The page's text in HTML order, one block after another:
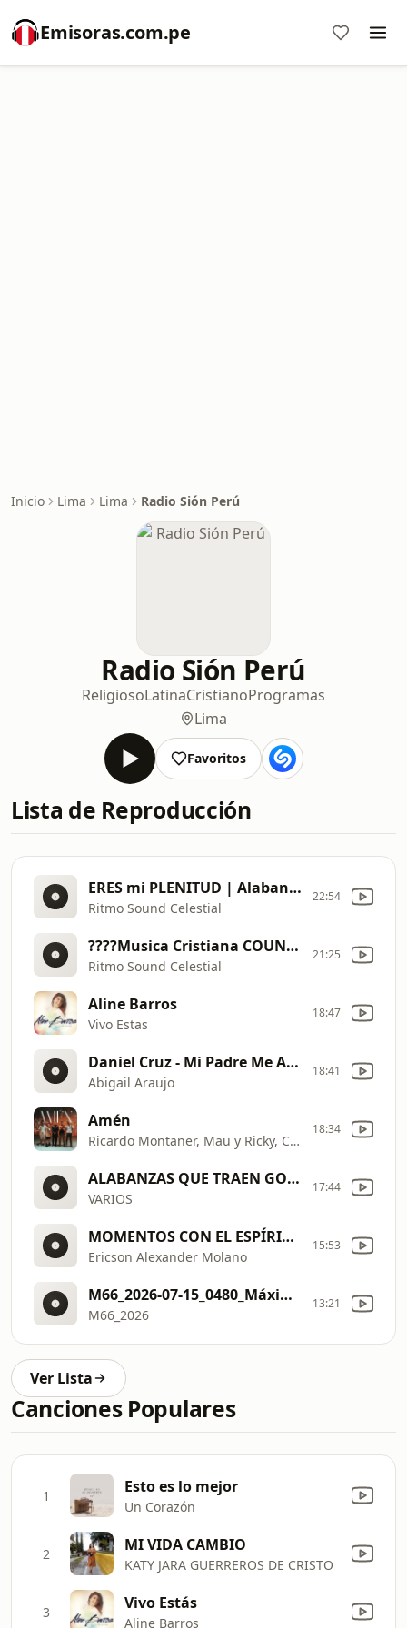
Emisoras.com.pe
Inicio Lima Lima Radio Sión Perú
Radio Sión Perú
ReligiosoLatinaCristianoProgramas
Lima
Favoritos
Lista de Reproducción
ERES mi PLENITUD | Alabanza y Adoración | Solo en Dios encontramos verdadera plenitud
Ritmo Sound Celestial
22:54
????Musica Cristiana COUNTRY??| Historias BIBLICAS Que Tocarán Tu Corazón ????
Ritmo Sound Celestial
21:25
Aline Barros
Vivo Estas
18:47
Daniel Cruz - Mi Padre Me Ama
Abigail Araujo
18:41
Amén
Ricardo Montaner, Mau y Ricky, Camilo, Evaluna Montaner
18:34
ALABANZAS QUE TRAEN GOZO Y ALEGRIA A TU CASA
VARIOS
17:44
MOMENTOS CON EL ESPÍRITU SANTO
Ericson Alexander Molano
15:53
M66_2026-07-15_0480_Máxima Seguridad
M66_2026
13:21
Ver Lista
Canciones Populares
1 Esto es lo mejor
Un Corazón
2 MI VIDA CAMBIO
KATY JARA GUERREROS DE CRISTO
3 Vivo Estás
Aline Barros